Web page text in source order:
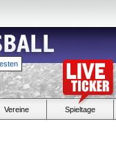
Vereine Spieltage